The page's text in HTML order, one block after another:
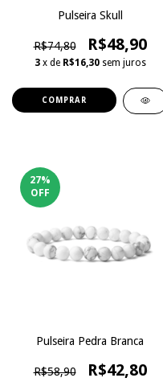
Pulseira Skull
R$74,80 R$48,90
3 x de R$16,30 sem juros
27%
OFF
Pulseira Pedra Branca
R$58,90 R$42,80